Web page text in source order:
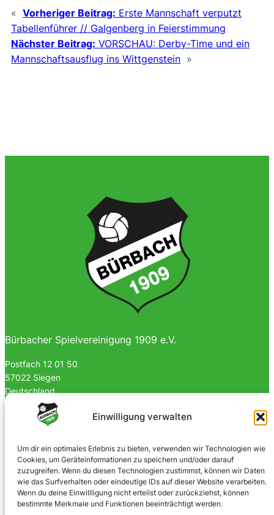
Einwilligung verwalten
Um dir ein optimales Erlebnis zu bieten, verwenden wir Technologien wie
Cookies, um Geräteinformationen zu speichern und/oder darauf
zuzugreifen. Wenn du diesen Technologien zustimmst, können wir Daten
wie das Surfverhalten oder eindeutige IDs auf dieser Website verarbeiten.
Wenn du deine Einwillligung nicht erteilst oder zurückziehst, können
bestimmte Merkmale und Funktionen beeinträchtigt werden.
« Vorheriger Beitrag: Erste Mannschaft verputzt
Tabellenführer // Galgenberg in Feierstimmung
Nächster Beitrag: VORSCHAU: Derby-Time und ein
Mannschaftsausflug ins Wittgenstein »
Bürbacher Spielvereinigung 1909 e.V.
Postfach 12 01 50
57022 Siegen
Deutschland
0170 4903023
SOZIALE NETZWERKE
Facebook
Instagram